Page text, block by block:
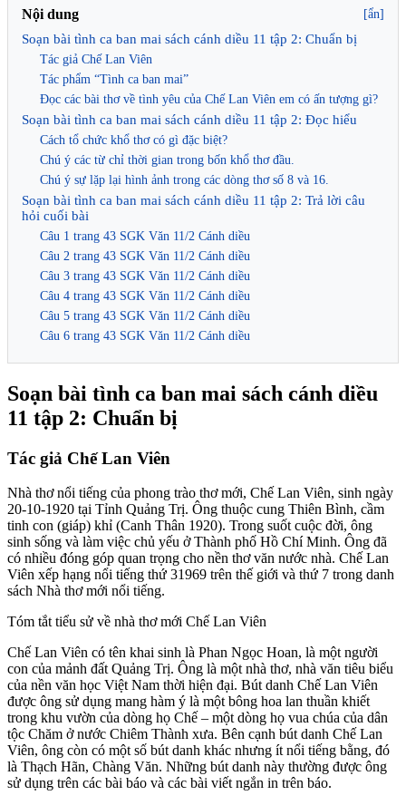
Nội dung [ẩn]
Soạn bài tình ca ban mai sách cánh diều 11 tập 2: Chuẩn bị
Tác giả Chế Lan Viên
Tác phẩm “Tình ca ban mai”
Đọc các bài thơ về tình yêu của Chế Lan Viên em có ấn tượng gì?
Soạn bài tình ca ban mai sách cánh diều 11 tập 2: Đọc hiểu
Cách tổ chức khổ thơ có gì đặc biệt?
Chú ý các từ chỉ thời gian trong bốn khổ thơ đầu.
Chú ý sự lặp lại hình ảnh trong các dòng thơ số 8 và 16.
Soạn bài tình ca ban mai sách cánh diều 11 tập 2: Trả lời câu
hỏi cuối bài
Câu 1 trang 43 SGK Văn 11/2 Cánh diều
Câu 2 trang 43 SGK Văn 11/2 Cánh diều
Câu 3 trang 43 SGK Văn 11/2 Cánh diều
Câu 4 trang 43 SGK Văn 11/2 Cánh diều
Câu 5 trang 43 SGK Văn 11/2 Cánh diều
Câu 6 trang 43 SGK Văn 11/2 Cánh diều
Soạn bài tình ca ban mai sách cánh diều
11 tập 2: Chuẩn bị
Tác giả Chế Lan Viên
Nhà thơ nổi tiếng của phong trào thơ mới, Chế Lan Viên, sinh ngày
20-10-1920 tại Tỉnh Quảng Trị. Ông thuộc cung Thiên Bình, cầm
tinh con (giáp) khỉ (Canh Thân 1920). Trong suốt cuộc đời, ông
sinh sống và làm việc chủ yếu ở Thành phố Hồ Chí Minh. Ông đã
có nhiều đóng góp quan trọng cho nền thơ văn nước nhà. Chế Lan
Viên xếp hạng nổi tiếng thứ 31969 trên thế giới và thứ 7 trong danh
sách Nhà thơ mới nổi tiếng.
Tóm tắt tiểu sử về nhà thơ mới Chế Lan Viên
Chế Lan Viên có tên khai sinh là Phan Ngọc Hoan, là một người
con của mảnh đất Quảng Trị. Ông là một nhà thơ, nhà văn tiêu biểu
của nền văn học Việt Nam thời hiện đại. Bút danh Chế Lan Viên
được ông sử dụng mang hàm ý là một bông hoa lan thuần khiết
trong khu vườn của dòng họ Chế – một dòng họ vua chúa của dân
tộc Chăm ở nước Chiêm Thành xưa. Bên cạnh bút danh Chế Lan
Viên, ông còn có một số bút danh khác nhưng ít nổi tiếng bằng, đó
là Thạch Hãn, Chàng Văn. Những bút danh này thường được ông
sử dụng trên các bài báo và các bài viết ngắn in trên báo.